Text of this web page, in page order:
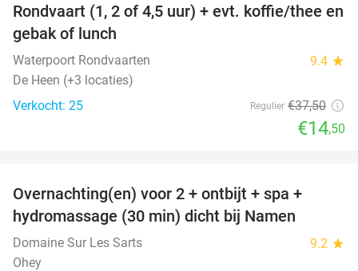
61%
Rondvaart (1, 2 of 4,5 uur) + evt. koffie/thee en
gebak of lunch
Waterpoort Rondvaarten 9.4 star
De Heen (+3 locaties)
Verkocht: 25
Regulier €37,50
€14,50
Overnachting(en) voor 2 + ontbijt + spa +
hydromassage (30 min) dicht bij Namen
Domaine Sur Les Sarts 9.2 star
Ohey